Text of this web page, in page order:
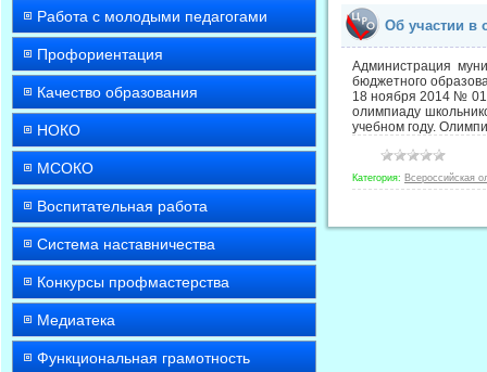
Работа с молодыми педагогами
Профориентация
Качество образования
НОКО
МСОКО
Воспитательная работа
Система наставничества
Конкурсы профмастерства
Медиатека
Функциональная грамотность
Об участии в
Администрация
бюджетного
18 ноября 2014 №
олимпиаду
учебном году.
Категория: Всероссийская